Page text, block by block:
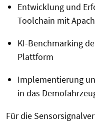
Entwicklung und
Toolchain mit
KI-Benchmarking
Plattform
Implementierung
in das
Für die